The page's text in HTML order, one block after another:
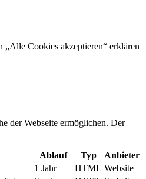
Cookies akzeptieren“ erklären
der Webseite ermöglichen. Der
Ablauf Typ
Anbieter
1 Jahr HTML Website